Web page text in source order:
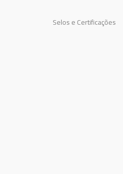
Selos e Certificações